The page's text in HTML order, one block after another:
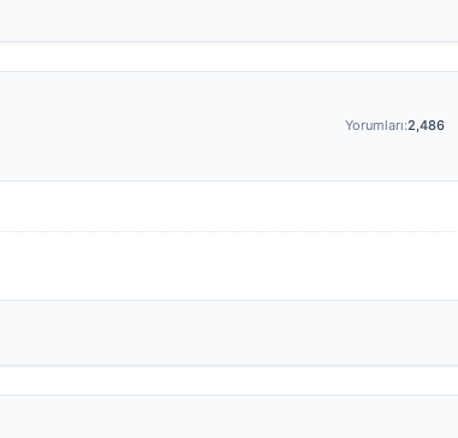
Yorumları:2,486